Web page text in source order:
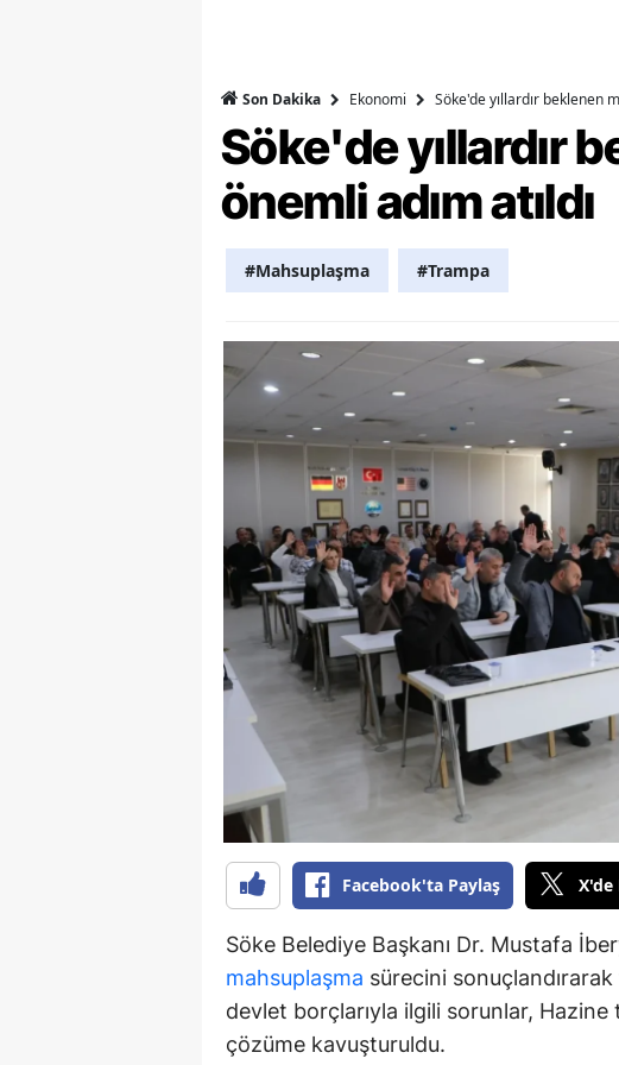
Zonguldak
Aksaray
Bayburt
Batman
Bartın
Ardahan
Iğdır
Yalova
Karabük
Kilis
Osmaniye
Düzce
Son Dakika Ekonomi Söke'de yıllardır beklenen
Söke'de yıllardır
önemli adım atıldı
#Mahsuplaşma #Trampa
Facebook'ta Paylaş X'de
Söke Belediye Başkanı Dr. Mustafa
mahsuplaşma sürecini
devlet borçlarıyla ilgili sorunlar, Hazine
çözüme kavuşturuldu.